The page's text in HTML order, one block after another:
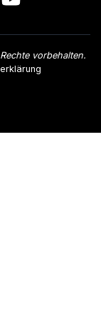
vorbehalten.